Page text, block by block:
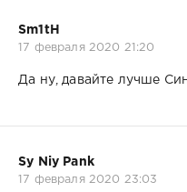
Sm1tH
17 февраля 2020 21:20
Да ну, давайте лучше
Sy Niy Pank
17 февраля 2020 23:03